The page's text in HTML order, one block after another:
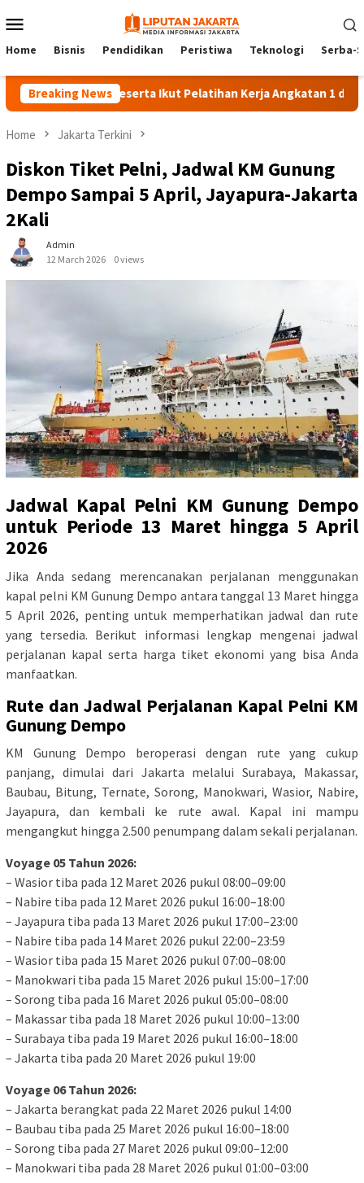
to
Menu
Home Bisnis Pendidikan Peristiwa Teknologi Serba-
Breaking News
140 Peserta Ikut Pelatihan Kerja Angkatan 1 di PPKD
Home Jakarta Terkini
Diskon Tiket Pelni, Jadwal KM Gunung
Dempo Sampai 5 April, Jayapura-Jakarta
2Kali
Admin
12 March 2026
0 views
Jadwal Kapal Pelni KM Gunung Dempo
untuk Periode 13 Maret hingga 5 April
2026
Jika Anda sedang merencanakan perjalanan menggunakan
kapal pelni KM Gunung Dempo antara tanggal 13 Maret hingga
5 April 2026, penting untuk memperhatikan jadwal dan rute
yang tersedia. Berikut informasi lengkap mengenai jadwal
perjalanan kapal serta harga tiket ekonomi yang bisa Anda
manfaatkan.
Rute dan Jadwal Perjalanan Kapal Pelni KM
Gunung Dempo
KM Gunung Dempo beroperasi dengan rute yang cukup
panjang, dimulai dari Jakarta melalui Surabaya, Makassar,
Baubau, Bitung, Ternate, Sorong, Manokwari, Wasior, Nabire,
Jayapura, dan kembali ke rute awal. Kapal ini mampu
mengangkut hingga 2.500 penumpang dalam sekali perjalanan.
Voyage 05 Tahun 2026:
– Wasior tiba pada 12 Maret 2026 pukul 08:00–09:00
– Nabire tiba pada 12 Maret 2026 pukul 16:00–18:00
– Jayapura tiba pada 13 Maret 2026 pukul 17:00–23:00
– Nabire tiba pada 14 Maret 2026 pukul 22:00–23:59
– Wasior tiba pada 15 Maret 2026 pukul 07:00–08:00
– Manokwari tiba pada 15 Maret 2026 pukul 15:00–17:00
– Sorong tiba pada 16 Maret 2026 pukul 05:00–08:00
– Makassar tiba pada 18 Maret 2026 pukul 10:00–13:00
– Surabaya tiba pada 19 Maret 2026 pukul 16:00–18:00
– Jakarta tiba pada 20 Maret 2026 pukul 19:00
Voyage 06 Tahun 2026:
– Jakarta berangkat pada 22 Maret 2026 pukul 14:00
– Baubau tiba pada 25 Maret 2026 pukul 16:00–18:00
– Sorong tiba pada 27 Maret 2026 pukul 09:00–12:00
– Manokwari tiba pada 28 Maret 2026 pukul 01:00–03:00